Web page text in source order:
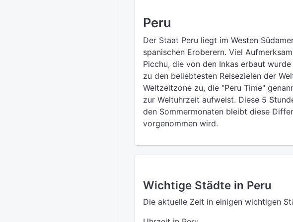
Peru
Der Staat Peru liegt im Westen
spanischen Eroberern. Viel
Picchu, die von den Inkas erbaut
zu den beliebtesten Reisezielen der
Weltzeitzone zu, die "Peru Time"
zur Weltuhrzeit aufweist. Diese 5
den Sommermonaten bleibt diese
vorgenommen wird.
Wichtige Städte in Peru
Die aktuelle Zeit in einigen wichtigen